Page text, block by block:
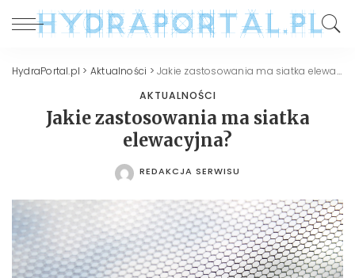
HydraPortal.pl > Aktualności >Jakie zastosowania ma siatka elewacyjna?
AKTUALNOŚCI
Jakie zastosowania ma siatka
elewacyjna?
POSTED
REDAKCJA SERWISU